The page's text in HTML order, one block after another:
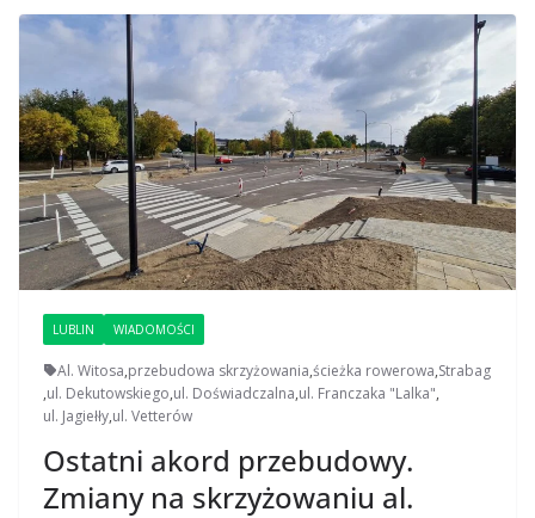
LUBLIN WIADOMOŚCI
Al. Witosa,przebudowa skrzyżowania,ścieżka rowerowa,Strabag
,ul. Dekutowskiego,ul. Doświadczalna,ul. Franczaka "Lalka",
ul. Jagiełły,ul. Vetterów
Ostatni akord przebudowy.
Zmiany na skrzyżowaniu al.